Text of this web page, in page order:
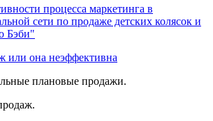
процесса маркетинга в
сети по продаже детских колясок и
Бэби"
или она неэффективна
плановые продажи.